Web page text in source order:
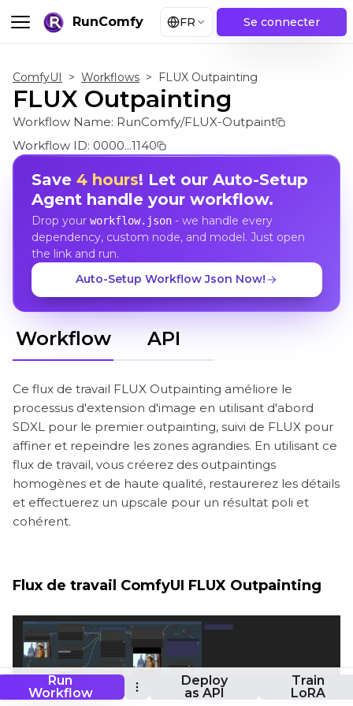
RunComfy FR Se connecter
Run
Workflow
Deploy
as API
Train
LoRA
ComfyUI > Workflows > FLUX Outpainting
FLUX Outpainting
Workflow Name: RunComfy/FLUX-Outpaint
Workflow ID: 0000...1140
Save 4 hours! Let our Auto-Setup
Agent handle your workflow.
Drop your workflow.json- we handle every
dependency, custom node, and model. Just open
the link and run.
Auto-Setup Workflow Json Now!
Workflow API
Ce flux de travail FLUX Outpainting améliore le
processus d'extension d'image en utilisant d'abord
SDXL pour le premier outpainting, suivi de FLUX pour
affiner et repeindre les zones agrandies. En utilisant ce
flux de travail, vous créerez des outpaintings
homogènes et de haute qualité, restaurerez les détails
et effectuerez un upscale pour un résultat poli et
cohérent.
Flux de travail ComfyUI FLUX Outpainting